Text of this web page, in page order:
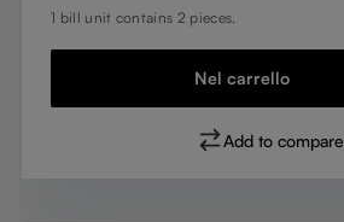
1 bill unit contains 2 pieces.
Nel carrello
Add to compare